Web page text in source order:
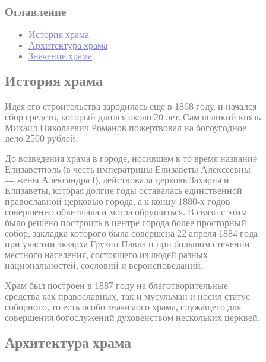
Оглавление
История храма
Архитектура храма
Значение храма
История храма
Идея его строительства зародилась еще в 1868 году, и начался
сбор средств, который длился около 20 лет. Сам великий князь
Михаил Николаевич Романов пожертвовал на богоугодное
дело 2500 рублей.
До возведения храма в городе, носившем в то время название
Елизаветполь (в честь императрицы Елизаветы Алексеевны
— жены Александра I), действовала церковь Захария и
Елизаветы, которая долгие годы оставалась единственной
православной церковью города, а к концу 1880-х годов
совершенно обветшала и могла обрушиться. В связи с этим
было решено построить в центре города более просторный
собор, закладка которого была совершена 22 апреля 1884 года
при участии экзарха Грузии Павла и при большом стечении
местного населения, состоящего из людей разных
национальностей, сословий и вероисповеданий.
Храм был построен в 1887 году на благотворительные
средства как православных, так и мусульман и носил статус
соборного, то есть особо значимого храма, служащего для
совершения богослужений духовенством нескольких церквей.
Архитектура храма